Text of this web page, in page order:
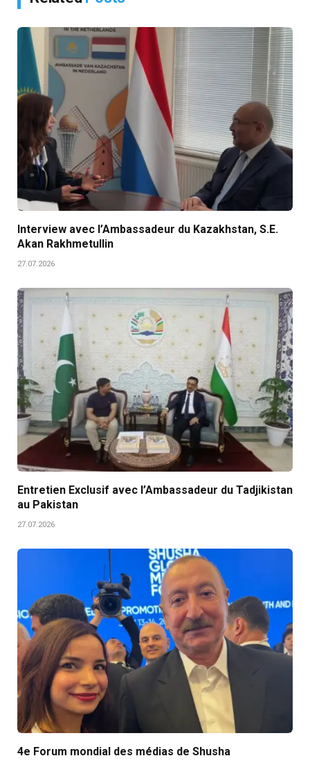
Interview avec l’Ambassadeur du Kazakhstan, S.E.
Akan Rakhmetullin
27.07.2026
Entretien Exclusif avec l’Ambassadeur du Tadjikistan
au Pakistan
27.07.2026
4e Forum mondial des médias de Shusha